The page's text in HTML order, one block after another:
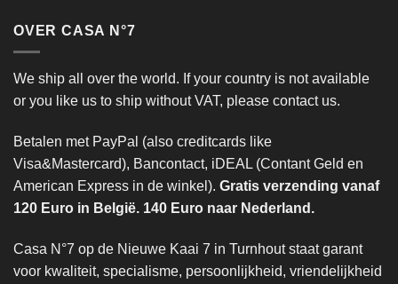
OVER CASA N°7
We ship all over the world. If your country is not available
or you like us to ship without VAT, please contact us.
Betalen met PayPal (also creditcards like
Visa&Mastercard), Bancontact, iDEAL (Contant Geld en
American Express in de winkel). Gratis verzending vanaf
120 Euro in België. 140 Euro naar Nederland.
Casa N°7 op de Nieuwe Kaai 7 in Turnhout staat garant
voor kwaliteit, specialisme, persoonlijkheid, vriendelijkheid